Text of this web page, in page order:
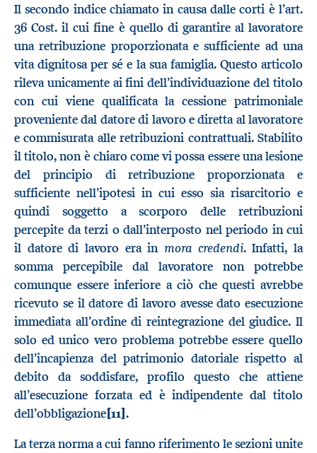
Il secondo indice chiamato in causa dalle corti è l’art.
36 Cost. il cui fine è quello di garantire al lavoratore
una retribuzione proporzionata e sufficiente ad una
vita dignitosa per sé e la sua famiglia. Questo articolo
rileva unicamente ai fini dell’individuazione del titolo
con cui viene qualificata la cessione patrimoniale
proveniente dal datore di lavoro e diretta al lavoratore
e commisurata alle retribuzioni contrattuali. Stabilito
il titolo, non è chiaro come vi possa essere una lesione
del principio di retribuzione proporzionata e
sufficiente nell’ipotesi in cui esso sia risarcitorio e
quindi soggetto a scorporo delle retribuzioni
percepite da terzi o dall’interposto nel periodo in cui
il datore di lavoro era in mora credendi. Infatti, la
somma percepibile dal lavoratore non potrebbe
comunque essere inferiore a ciò che questi avrebbe
ricevuto se il datore di lavoro avesse dato esecuzione
immediata all’ordine di reintegrazione del giudice. Il
solo ed unico vero problema potrebbe essere quello
dell’incapienza del patrimonio datoriale rispetto al
debito da soddisfare, profilo questo che attiene
all’esecuzione forzata ed è indipendente dal titolo
dell’obbligazione[11].
La terza norma a cui fanno riferimento le sezioni unite